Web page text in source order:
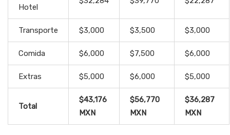
Hotel
Transporte $3,000 $3,500 $3,000
Comida $6,000 $7,500 $6,000
Extras $5,000 $6,000 $5,000
Total
$43,176
MXN
$56,770
MXN
$36,287
MXN